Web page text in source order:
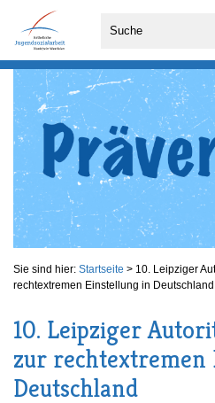
Sie sind hier: Startseite > 10. Leipziger
rechtextremen Einstellung in Deutschland
10. Leipziger
zur rechtextremen
Deutschland